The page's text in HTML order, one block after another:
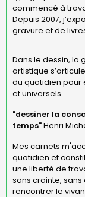
commencé à
Depuis 2007,
gravure et de
Dans le dessin, la
artistique
du quotidien pour
et universels.
"dessiner la
temps"Henri
Mes carnets
quotidien et
une liberté de
sans crainte, sans
rencontrer le